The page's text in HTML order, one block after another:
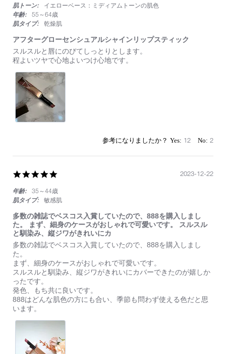
rating
肌トーン:
イエローベース：ミディアムトーンの肌色
年齢:
55～64歳
肌タイプ:
乾燥肌
アフターグローセンシュアルシャインリップスティック
Review
by
13
May
2024
review
stating
フ
タ
ー
グ
ロ
ー
ル
シ
ャ
イ
ン
リ
ッ
プ
ス
テ
ィ
ッ
ク
スルスルと唇にのびてしっとりとします。
程よいツヤで心地よいつけ心地です。
12 2
rating
年齢:
35～44歳
肌タイプ:
敏感肌
多数の雑誌でベスコス入賞していたので、888を購入しまし
た。 まず、細身のケースがおしゃれで可愛いです。 スルスル
と馴染み、縦ジワがきれいにカ
Review
by
on
22
Dec
2023
review
stating
多
数
雑
誌
で
ベ
ス
多数の雑誌でベスコス入賞していたので、888を購入しまし
た。
まず、細身のケースがおしゃれで可愛いです。
スルスルと馴染み、縦ジワがきれいにカバーできたのが嬉しか
ったです。
発色、もち共に良いです。
888はどんな肌色の方にも合い、季節も問わず使える色だと思
います。
2023-12-22